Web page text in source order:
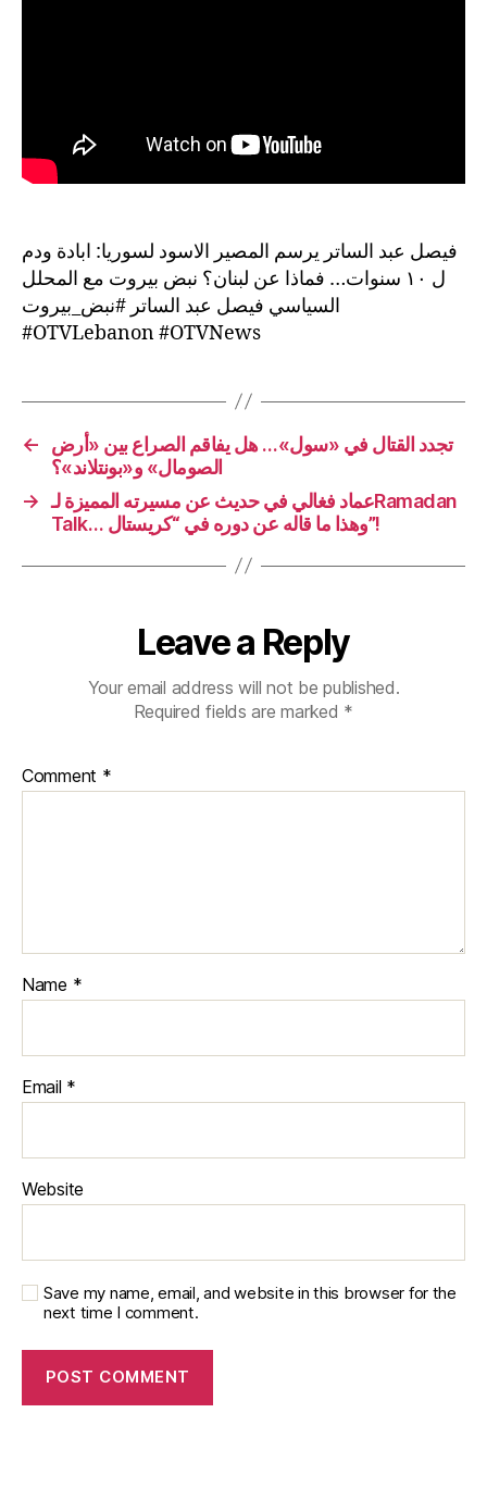
فيصل عبد الساتر يرسم المصير الاسود لسوريا: ابادة ودم
ل ١٠ سنوات… فماذا عن لبنان؟ نبض بيروت مع المحلل
السياسي فيصل عبد الساتر #نبض_بيروت
#OTVLebanon #OTVNews
←
تجدد القتال في «سول»… هل يفاقم الصراع بين «أرض
الصومال» و«بونتلاند»؟
→ عماد فغالي في حديث عن مسيرته المميزة لـRamadan
Talk… وهذا ما قاله عن دوره في “كريستال”!
Leave a Reply
Your email address will not be published.
Required fields are marked *
Comment *
Name *
Email *
Website
Save my name, email, and website in this browser for the
next time I comment.